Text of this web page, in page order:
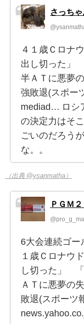
さっち
４１歳Ｃロナ
出し切った」
半ＡＴに悪夢
強敗退(スポー
mediad… ロシ
の決定力はそ
ごいのだろう
な。。
（出典 @ysanmatha）
ＰＧＭ２
6大会連続ゴー
１歳Ｃロナウ
し切った」
ＡＴに悪夢の
敗退(スポーツ